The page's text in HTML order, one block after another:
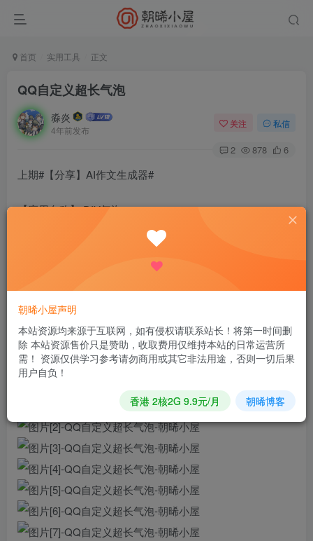
首页 实用工具 正文
QQ自定义超长气泡
淼炎
4年前发布
关注 私信
2 878 6
上期#【分享】AI作文生成器#
【应用名称】:DIY气泡
【应用简介】:qq气泡自定义超长文字,附文案馆、黑科技网
站…详见图[玫瑰]
【我的机型】:安卓10,OPPO
朝晞小屋声明
本站资源均来源于互联网，如有侵权请联系站长！将第一时间删
除 本站资源售价只是赞助，收取费用仅维持本站的日常运营所
需！ 资源仅供学习参考请勿商用或其它非法用途，否则一切后果
用户自负！
香港 2核2G 9.9元/月 朝晞博客